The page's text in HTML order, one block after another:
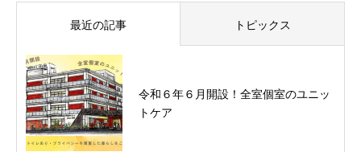
最近の記事 トピックス
令和６年６月開設！全室個室のユニッ
トケア